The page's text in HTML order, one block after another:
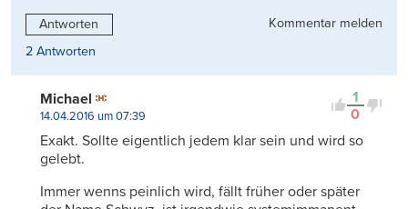
Antworten
Kommentar melden
2 Antworten
1
0
Michael
14.04.2016 um 07:39
Exakt. Sollte eigentlich jedem klar sein und wird so
gelebt.
Immer wenns peinlich wird, fällt früher oder später